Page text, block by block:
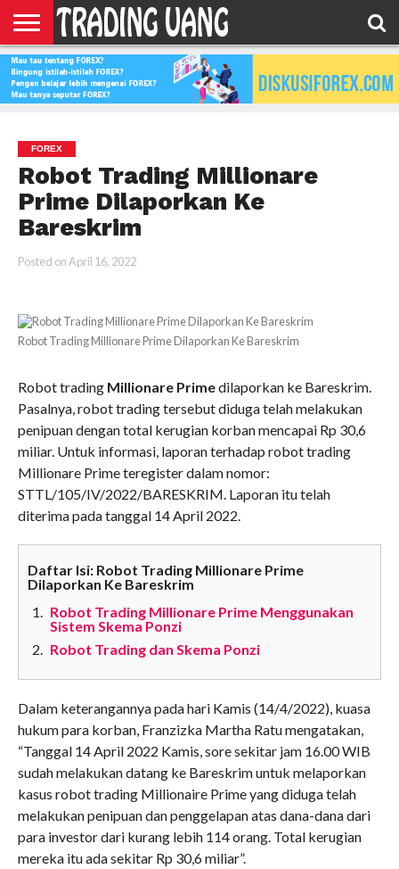
HOME
FEATURED
TRADING
MORE
FOREX
Robot Trading Millionare
Prime Dilaporkan Ke
Bareskrim
Posted onApril 16, 2022
Robot Trading Millionare Prime Dilaporkan Ke Bareskrim
Robot trading Millionare Primedilaporkan ke Bareskrim.
Pasalnya, robot trading tersebut diduga telah melakukan
penipuan dengan total kerugian korban mencapai Rp 30,6
miliar. Untuk informasi, laporan terhadap robot trading
Millionare Prime teregister dalam nomor:
STTL/105/IV/2022/BARESKRIM. Laporan itu telah
diterima pada tanggal 14 April 2022.
Daftar Isi: Robot Trading Millionare Prime
Dilaporkan Ke Bareskrim
Robot Trading Millionare Prime Menggunakan
Sistem Skema Ponzi
Robot Trading dan Skema Ponzi
Dalam keterangannya pada hari Kamis (14/4/2022), kuasa
hukum para korban, Franzizka Martha Ratu mengatakan,
“Tanggal 14 April 2022 Kamis, sore sekitar jam 16.00 WIB
sudah melakukan datang ke Bareskrim untuk melaporkan
kasus robot trading Millionaire Prime yang diduga telah
melakukan penipuan dan penggelapan atas dana-dana dari
para investor dari kurang lebih 114 orang. Total kerugian
mereka itu ada sekitar Rp 30,6 miliar”.